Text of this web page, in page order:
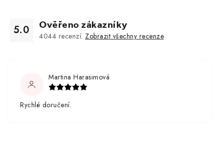
5.0 Ověřeno zákazníky
4044 recenzí. Zobrazit všechny recenze
Martina Harasimová
Rychlé doručení.